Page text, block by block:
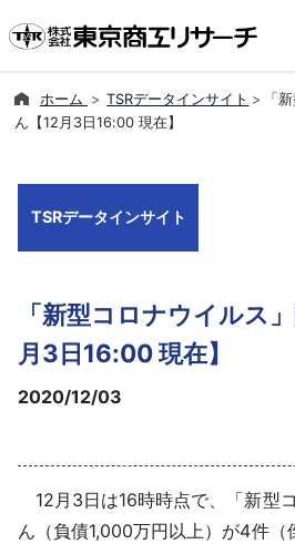
倒産・注目企業
会社案内
導入事例
採用情報
ホーム TSRデータインサイト
「
ん【12月3日16:00 現在】
TSRデータインサイト
「新型コロナウイルス
月3日16:00 現在】
2020/12/03
12月3日は16時時点で、「新型
ん（負債1,000万円以上）が4件（